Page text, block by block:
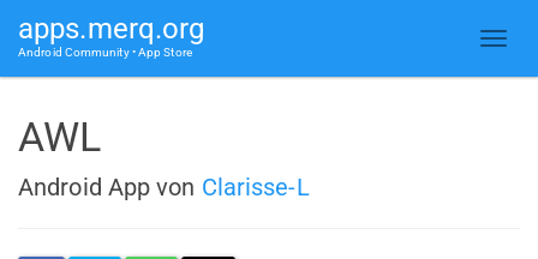
apps.merq.org
Android Community • App Store
AWL
Android App von Clarisse-L